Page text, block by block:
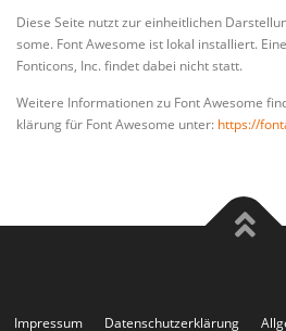
Die­se Sei­te nutzt zur ein­heit­li­chen
so­me. Font Awe­so­me ist lokal instal­liert.
Fon­ti­cons, Inc. fin­det dabei nicht statt.
Wei­te­re Infor­ma­tio­nen zu Font Awe­so­me
klä­rung für Font Awe­so­me unter: https://
Impressum Datenschutzerklärung